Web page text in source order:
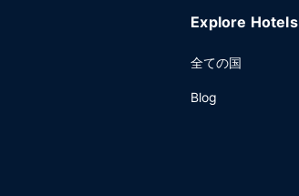
Explore Hotels
全ての国
Blog